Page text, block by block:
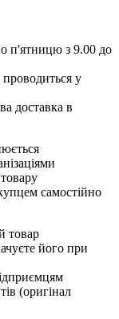
п'ятницю з 9.00 до
проводиться у
доставка в
самостійно
товар
його при
(оригінал